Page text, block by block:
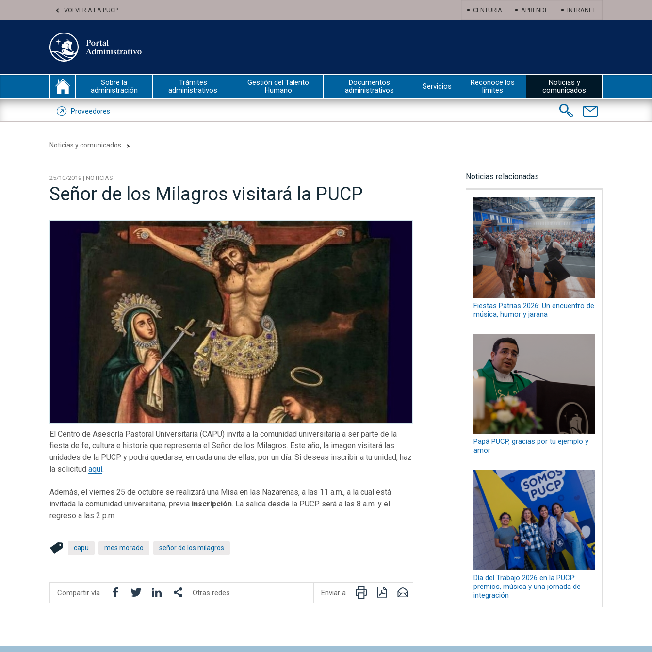
VOLVER A LA PUCP CENTURIA APRENDE INTRANET
Sobre la
administración
Trámites
administrativos
Gestión del Talento
Humano
Documentos
administrativos
Servicios
Reconoce los
límites
Noticias y
comunicados
Proveedores Buscar:
Contáctenos
Noticias y comunicados
25/10/2019 | NOTICIAS
Señor de los Milagros visitará la PUCP
El Centro de Asesoría Pastoral Universitaria (CAPU) invita a la comunidad universitaria a ser parte de la
fiesta de fe, cultura e historia que representa el Señor de los Milagros. Este año, la imagen visitará las
unidades de la PUCP y podrá quedarse, en cada una de ellas, por un día. Si deseas inscribir a tu unidad, haz
la solicitud aquí.
Además, el viernes 25 de octubre se realizará una Misa en las Nazarenas, a las 11 a.m., a la cual está
invitada la comunidad universitaria, previa inscripción. La salida desde la PUCP será a las 8 a.m. y el
regreso a las 2 p.m.
capu mes morado señor de los milagros
Compartir vía FacebookTwitterLinkedIn Otras redes Enviar a ImprimirPDF Email
Noticias relacionadas
Fiestas Patrias 2026: Un encuentro de
música, humor y jarana
Papá PUCP, gracias por tu ejemplo y
amor
Día del Trabajo 2026 en la PUCP:
premios, música y una jornada de
integración